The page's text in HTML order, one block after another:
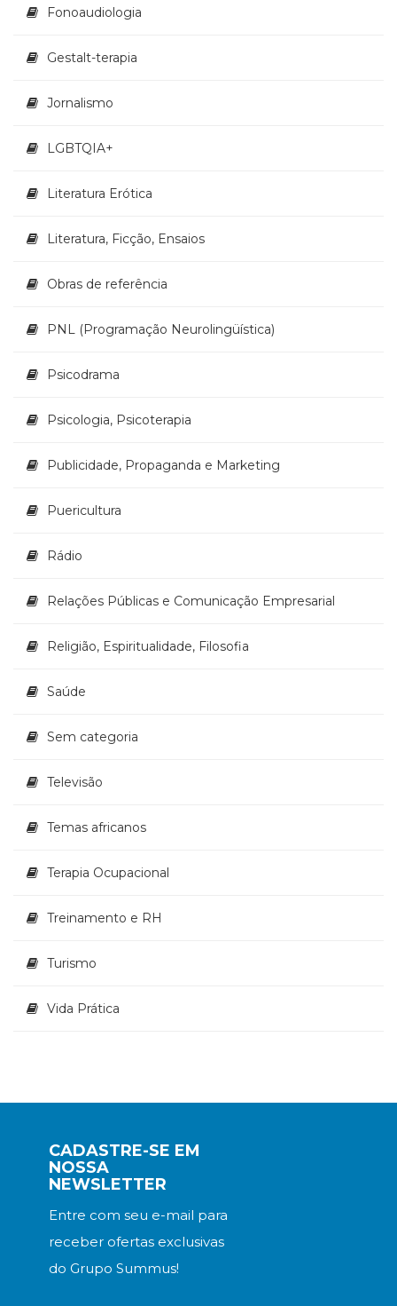
Televisão
Temas
Terapia
(21)
e
Turismo
Vida
(32)
Fonoaudiologia
Gestalt-terapia
Jornalismo
LGBTQIA+
Literatura Erótica
Literatura, Ficção, Ensaios
Obras de referência
PNL (Programação Neurolingüística)
Psicodrama
Psicologia, Psicoterapia
Publicidade, Propaganda e Marketing
Puericultura
Rádio
Relações Públicas e Comunicação Empresarial
Religião, Espiritualidade, Filosofia
Saúde
Sem categoria
Televisão
Temas africanos
Terapia Ocupacional
Treinamento e RH
Turismo
Vida Prática
CADASTRE-SE EM
NOSSA
NEWSLETTER
Entre com seu e-mail para
receber ofertas exclusivas
do Grupo Summus!